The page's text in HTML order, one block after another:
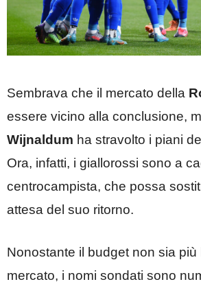
Sembrava che il mercato della
essere vicino alla conclusione,
Wijnaldum ha stravolto i piani
Ora, infatti, i giallorossi sono a
centrocampista, che possa
attesa del suo ritorno.
Nonostante il budget non sia
mercato, i nomi sondati sono